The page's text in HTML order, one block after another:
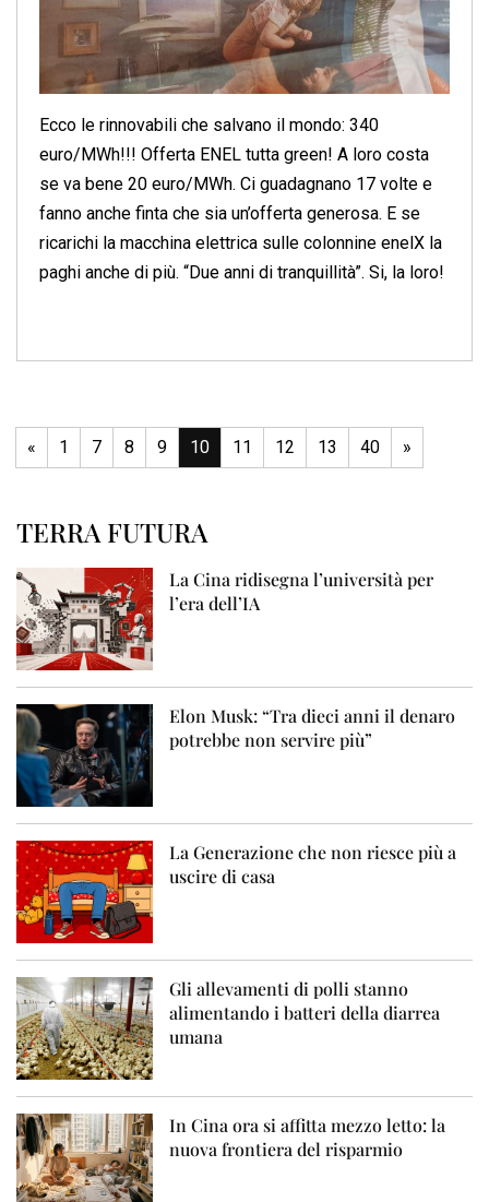
Ecco le rinnovabili che salvano il mondo: 340
euro/MWh!!! Offerta ENEL tutta green! A loro costa
se va bene 20 euro/MWh. Ci guadagnano 17 volte e
fanno anche finta che sia un’offerta generosa. E se
ricarichi la macchina elettrica sulle colonnine enelX la
paghi anche di più. “Due anni di tranquillità”. Si, la loro!
« 1 7 8 9 10 11 12 13 40 »
TERRA FUTURA
La Cina ridisegna l’università per
l’era dell’IA
Elon Musk: “Tra dieci anni il denaro
potrebbe non servire più”
La Generazione che non riesce più a
uscire di casa
Gli allevamenti di polli stanno
alimentando i batteri della diarrea
umana
In Cina ora si affitta mezzo letto: la
nuova frontiera del risparmio